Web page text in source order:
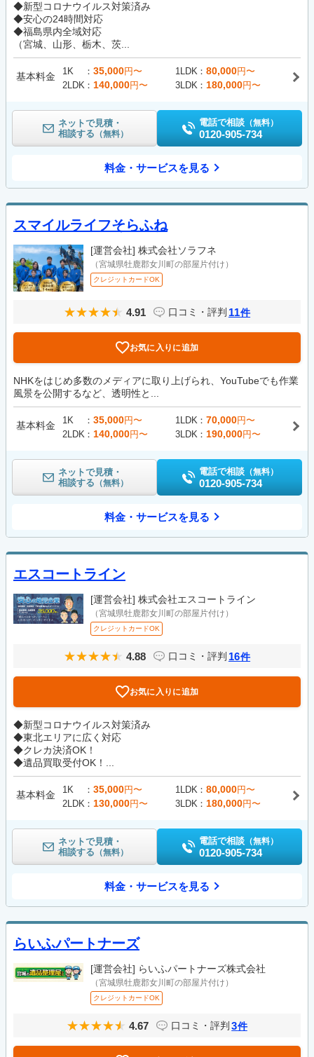
◆新型コロナウイルス対策済み
◆安心の24時間対応
◆福島県内全域対応
（宮城、山形、栃木、茨...
基本料金 1K 35,000円〜 1LDK 80,000円〜
2LDK
140,000円〜 3LDK 180,000円〜
ネットで見積・
相談する （無料）
電話で相談 （無料）
0120-905-734
料金・サービスを見る
スマイルライフそらふね
[運営会社] 株式会社ソラフネ
（宮城県牡鹿郡女川町の部屋片付け）
クレジットカードOK
4.91 口コミ・評判 11件
お気に入りに追加
NHKをはじめ多数のメディアに取り上げられ、YouTubeでも作業
風景を公開するなど、透明性と...
基本料金 1K 35,000円〜 1LDK 70,000円〜
2LDK
140,000円〜 3LDK 190,000円〜
ネットで見積・
相談する （無料）
電話で相談 （無料）
0120-905-734
料金・サービスを見る
エスコートライン
[運営会社] 株式会社エスコートライン
（宮城県牡鹿郡女川町の部屋片付け）
クレジットカードOK
4.88 口コミ・評判 16件
お気に入りに追加
◆新型コロナウイルス対策済み
◆東北エリアに広く対応
◆クレカ決済OK！
◆遺品買取受付OK！...
基本料金 1K 35,000円〜 1LDK 80,000円〜
2LDK
130,000円〜 3LDK 180,000円〜
ネットで見積・
相談する （無料）
電話で相談 （無料）
0120-905-734
料金・サービスを見る
らいふパートナーズ
[運営会社] らいふパートナーズ株式会社
（宮城県牡鹿郡女川町の部屋片付け）
クレジットカードOK
4.67 口コミ・評判 3件